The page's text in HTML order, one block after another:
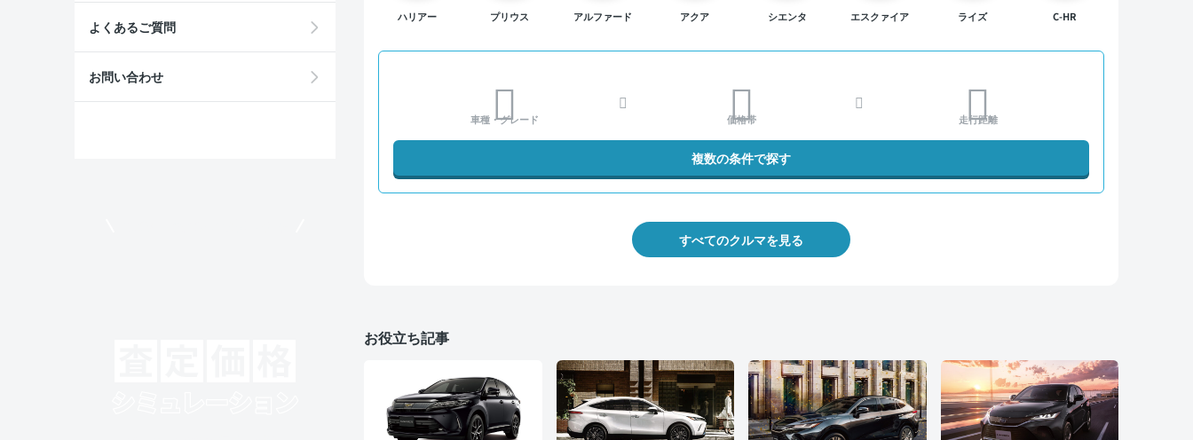
ハリアー プリウス アルファード アクア シエンタ エスクァイア ライズ C-HR
車種・グレード 価格帯 走行距離
複数の条件で探す
すべてのクルマを見る
お役立ち記事
よくあるご質問
お問い合わせ